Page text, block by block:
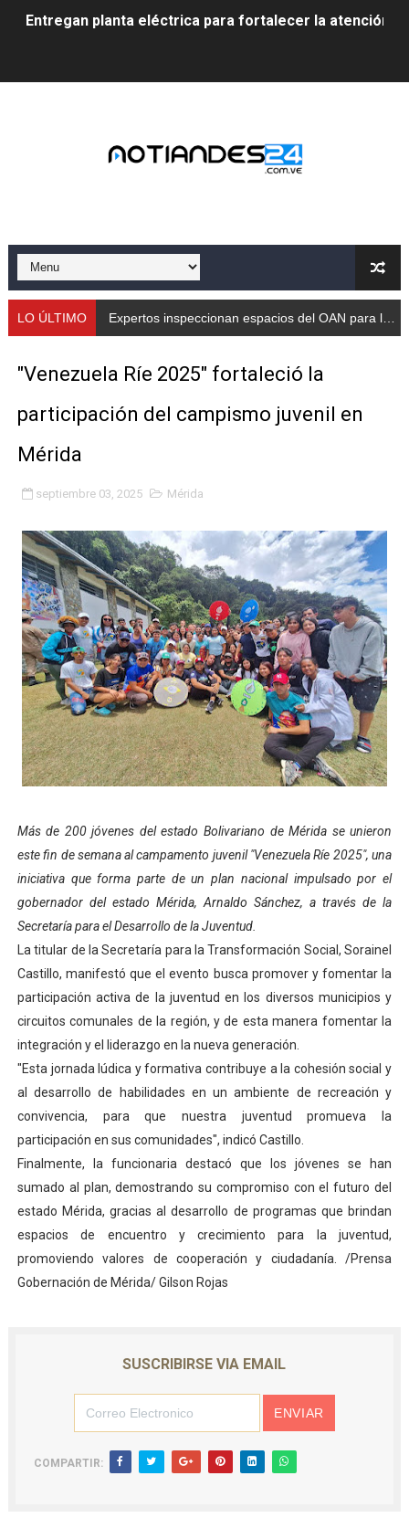
Entregan planta eléctrica para fortalecer la atención
Campo Elías avanza con plan de asfaltado
Venezuela instala su primer detector de
Consolidan planificación técnica en el Complejo
Niños merideños potencian su talento en plan
Niños merideños aprenden sobre gaita de tambora
Hospital universitario muestra sus avances en visita
Instituto Nacional de Nutrición celebra Semana
Gobernación de Mérida fortalece el desarrollo
Corposalud inició talleres para aspirantes al curso de
Fortalecen formación académica de médicos en
Campo Elías consolida plan de bacheo en el sector La
Fundecem inició con éxito el taller vacacional de
El Lactario del Iahula celebra la Semana Mundial de la
Plan Vacacional "Venezuela Ríe 2026" brinda
Inicia el plan vacacional Venezuela Renace en el
LO ÚLTIMO Expertos inspeccionan espacios del OAN para la instalación del detector Cherenkov de agua
‎"Venezuela Ríe 2025" fortaleció la
participación del campismo juvenil en
Mérida
septiembre 03, 2025 Mérida
‎Más de 200 jóvenes del estado Bolivariano de Mérida se unieron
este fin de semana al campamento juvenil "Venezuela Ríe 2025", una
iniciativa que forma parte de un plan nacional impulsado por el
gobernador del estado Mérida, Arnaldo Sánchez, a través de la
Secretaría para el Desarrollo de la Juventud.
‎La titular de la Secretaría para la Transformación Social, Sorainel
Castillo, manifestó que el evento busca promover y fomentar la
participación activa de la juventud en los diversos municipios y
circuitos comunales de la región, y de esta manera fomentar la
integración y el liderazgo en la nueva generación.
‎"Esta jornada lúdica y formativa contribuye a la cohesión social y
al desarrollo de habilidades en un ambiente de recreación y
convivencia, para que nuestra juventud promueva la
participación en sus comunidades", indicó Castillo.
‎Finalmente, la funcionaria destacó que los jóvenes se han
sumado al plan, demostrando su compromiso con el futuro del
estado Mérida, gracias al desarrollo de programas que brindan
espacios de encuentro y crecimiento para la juventud,
promoviendo valores de cooperación y ciudadanía. /Prensa
Gobernación de Mérida/ Gilson Rojas
SUSCRIBIRSE VIA EMAIL
COMPARTIR: